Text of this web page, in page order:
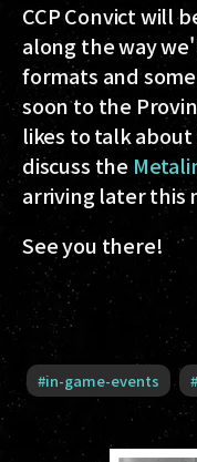
CCP Convict will
along the way
formats and
soon to the
likes to talk
discuss the
arriving later this
See you there!
#in-game-events #